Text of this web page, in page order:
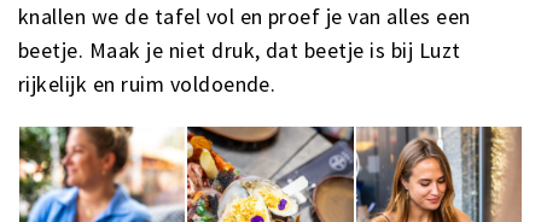
knallen we de tafel vol en proef je van alles een
beetje. Maak je niet druk, dat beetje is bij Luzt
rijkelijk en ruim voldoende.